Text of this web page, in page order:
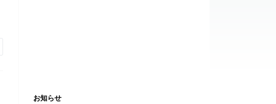
お知らせ